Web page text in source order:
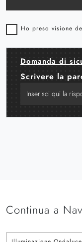
Ho preso visione
Domanda di
Scrivere la
Continua a